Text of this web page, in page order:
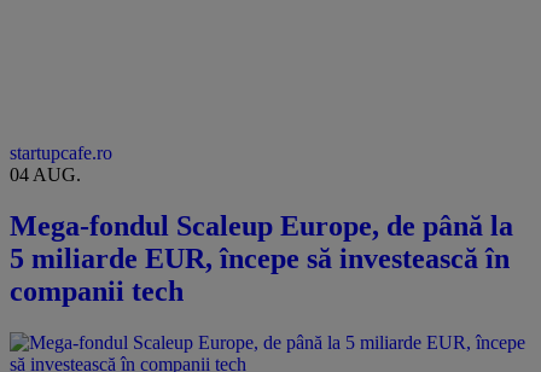
startupcafe.ro
04 AUG.
Mega-fondul Scaleup Europe, de până la
5 miliarde EUR, începe să investească în
companii tech